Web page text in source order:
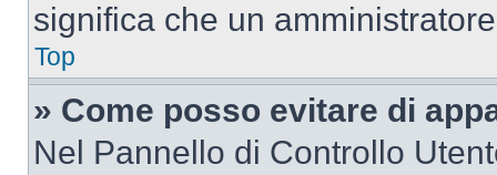
significa che un
Top
» Come posso evitare di
Nel Pannello di Controllo